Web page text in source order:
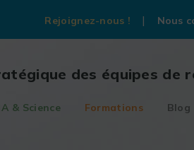
Rejoignez-nous ! Nous
des équipes de
& Science Formations Blog